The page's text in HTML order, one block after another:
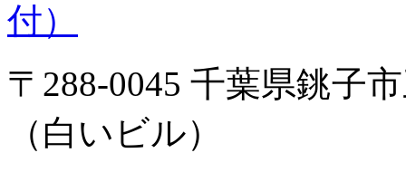
付）
〒288-0045 千葉県銚子
（白いビル）